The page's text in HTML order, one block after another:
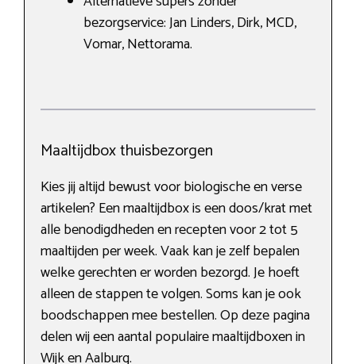
bezorgservice: Jan Linders, Dirk, MCD,
Vomar, Nettorama.
Maaltijdbox thuisbezorgen
Kies jij altijd bewust voor biologische en verse
artikelen? Een maaltijdbox is een doos/krat met
alle benodigdheden en recepten voor 2 tot 5
maaltijden per week. Vaak kan je zelf bepalen
welke gerechten er worden bezorgd. Je hoeft
alleen de stappen te volgen. Soms kan je ook
boodschappen mee bestellen. Op deze pagina
delen wij een aantal populaire maaltijdboxen in
Wijk en Aalburg.